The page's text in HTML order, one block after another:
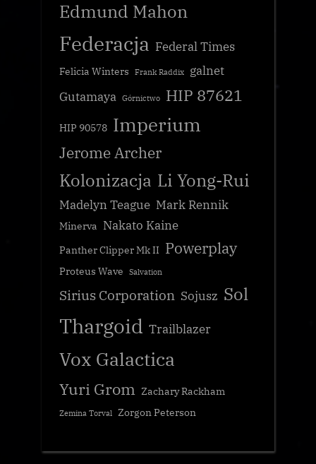
Edmund Mahon
Federacja Federal Times
Felicia Winters Frank Raddix
galnet
Gutamaya Górnictwo HIP 87621
HIP 90578 Imperium
Jerome Archer
Kolonizacja Li Yong-Rui
Madelyn Teague Mark Rennik
Minerva Nakato Kaine
Panther Clipper Mk II Powerplay
Proteus Wave Salvation
Sirius Corporation Sojusz Sol
Thargoid Trailblazer
Vox Galactica
Yuri Grom Zachary Rackham
Zemina Torval Zorgon Peterson